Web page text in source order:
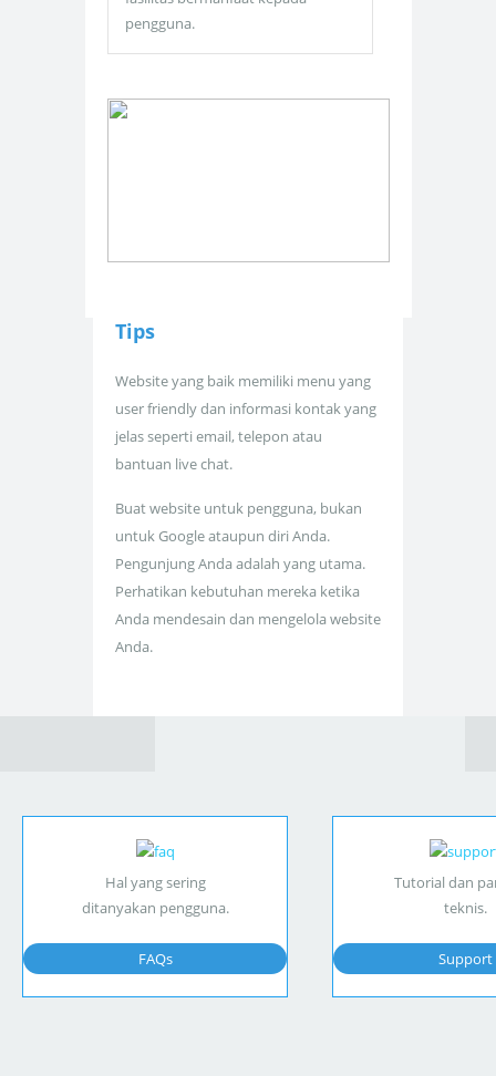
pengguna.
Tips
Website yang baik memiliki menu yang
user friendly dan informasi kontak yang
jelas seperti email, telepon atau
bantuan live chat.
Buat website untuk pengguna, bukan
untuk Google ataupun diri Anda.
Pengunjung Anda adalah yang utama.
Perhatikan kebutuhan mereka ketika
Anda mendesain dan mengelola website
Anda.
Hal yang sering
ditanyakan pengguna.
FAQs
Tutorial dan
teknis.
Support